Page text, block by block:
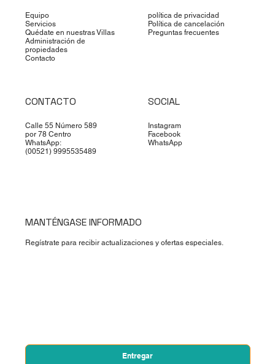
Equipo
Servicios
Quédate en nuestras Villas
Administración de
propiedades
Contacto
política de privacidad
Política de cancelación
Preguntas frecuentes
CONTACTO
Calle 55 Número 589
por 78 Centro
WhatsApp:
(00521) 9995535489
SOCIAL
Instagram
Facebook
WhatsApp
MANTÉNGASE INFORMADO
Regístrate para recibir actualizaciones y ofertas especiales.
Entregar